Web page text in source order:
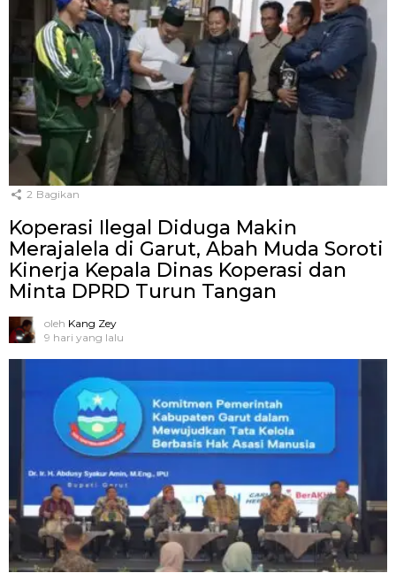
2 Bagikan
Koperasi Ilegal Diduga Makin
Merajalela di Garut, Abah Muda Soroti
Kinerja Kepala Dinas Koperasi dan
Minta DPRD Turun Tangan
oleh Kang Zey
9 hari yang lalu